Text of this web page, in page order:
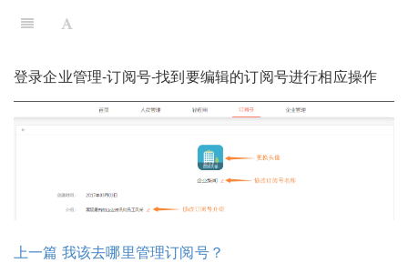
登录企业管理-订阅号-找到要编辑的订阅号进行相应操作
上一篇 我该去哪里管理订阅号？